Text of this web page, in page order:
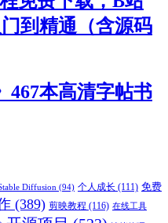
到精通（含源码
467本高清字帖书
Diffusion (94) 个人成长 (111) 免费
(389) 剪映教程 (116) 在线工具